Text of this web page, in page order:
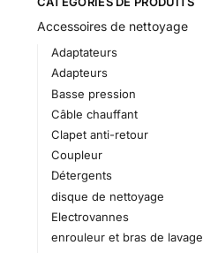
Accessoires de nettoyage
Adaptateurs
Adapteurs
Basse pression
Câble chauffant
Clapet anti-retour
Coupleur
Détergents
disque de nettoyage
Electrovannes
enrouleur et bras de lavage